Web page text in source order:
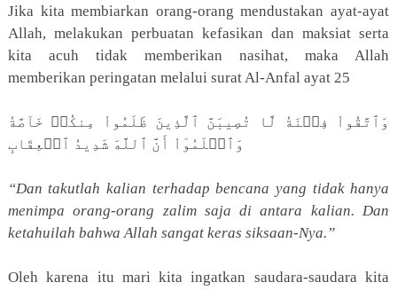
Jika kita membiarkan orang-orang mendustakan ayat-ayat
Allah, melakukan perbuatan kefasikan dan maksiat serta
kita acuh tidak memberikan nasihat, maka Allah
memberikan peringatan melalui surat Al-Anfal ayat 25
وَٱتَّقُواْ فِتۡنَةٗ لَّا تُصِيبَنَّ ٱلَّذِينَ ظَلَمُواْ مِنكُمۡ خَآصَّةٗ
وَٱعۡلَمُوٓاْ أَنَّ ٱللَّهَ شَدِيدُ ٱلۡعِقَابِ
“Dan takutlah kalian terhadap bencana yang tidak hanya
menimpa orang-orang zalim saja di antara kalian. Dan
ketahuilah bahwa Allah sangat keras siksaan-Nya.”
Oleh karena itu mari kita ingatkan saudara-saudara kita